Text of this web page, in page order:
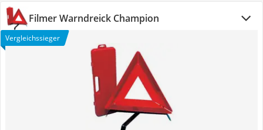
Filmer Warndreick Champion
Vergleichssieger